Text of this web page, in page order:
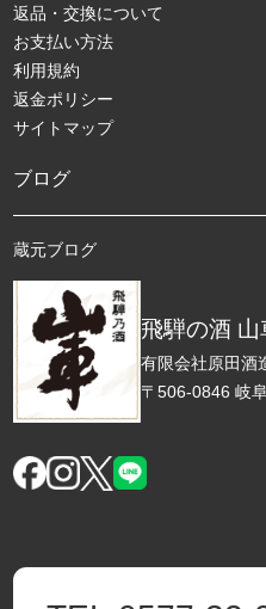
飛騨の酒 山
有限会社原田酒
〒506-0846 岐
返品・交換について
お支払い方法
利用規約
返金ポリシー
サイトマップ
ブログ
蔵元ブログ